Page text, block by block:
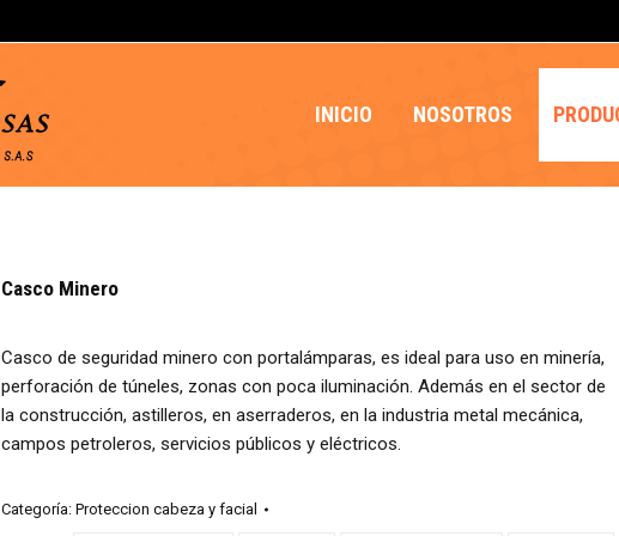
INICIO NOSOTROS
Casco Minero
Casco de seguridad minero con portalámparas, es ideal para uso en minería,
perforación de túneles, zonas con poca iluminación. Además en el sector de
la construcción, astilleros, en aserraderos, en la industria metal mecánica,
campos petroleros, servicios públicos y eléctricos.
Categoría: Proteccion cabeza y facial